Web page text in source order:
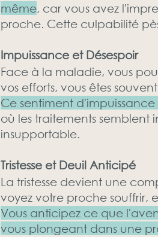
même, car vous avez
proche. Cette culpabilité
Impuissance et Désespoir
Face à la maladie, vous
vos efforts, vous êtes
Ce sentiment
où les traitements
insupportable.
Tristesse et Deuil Anticipé
La tristesse devient une
voyez votre proche souffrir,
Vous anticipez ce que
vous plongeant dans une